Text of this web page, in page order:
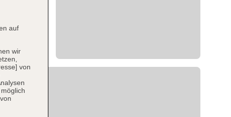
auf
wir
von